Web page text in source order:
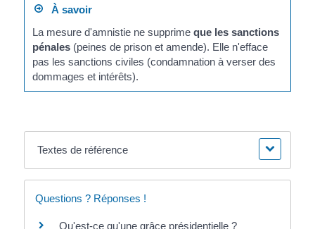
À savoir
La mesure d'amnistie ne supprime que les sanctions
pénales(peines de prison et amende). Elle n'efface
pas les sanctions civiles (condamnation à verser des
dommages et intérêts).
Textes de référence
Questions ? Réponses !
Qu'est-ce qu'une grâce présidentielle ?